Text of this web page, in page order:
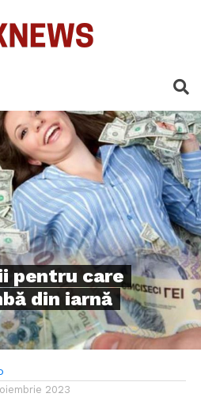
pentru care
din iarnă
2023